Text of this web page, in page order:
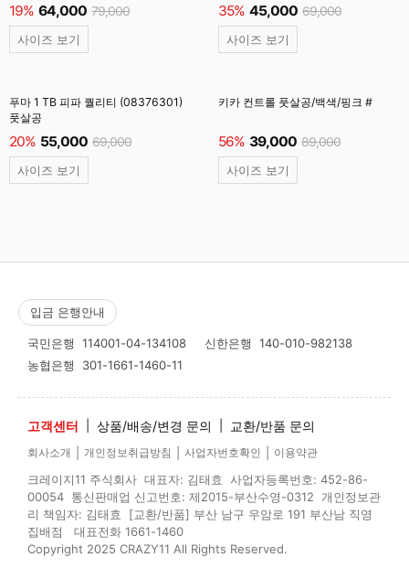
19% 64,000 79,000
사이즈 보기
35% 45,000 69,000
사이즈 보기
푸마 1 TB 피파 퀄리티 (08376301)
풋살공
20% 55,000 69,000
사이즈 보기
키카 컨트롤 풋살공/백색/핑크 #
56% 39,000 89,000
사이즈 보기
입금 은행안내
국민은행 114001-04-134108 신한은행 140-010-982138
농협은행 301-1661-1460-11
고객센터 상품/배송/변경 문의 교환/반품 문의
회사소개 개인정보취급방침 사업자번호확인 이용약관
크레이지11 주식회사 대표자: 김태효 사업자등록번호: 452-86-
00054 통신판매업 신고번호: 제2015-부산수영-0312 개인정보관
리 책임자: 김태효 [교환/반품] 부산 남구 우암로 191 부산남 직영
집배점 대표전화 1661-1460
Copyright 2025 CRAZY11 All Rights Reserved.